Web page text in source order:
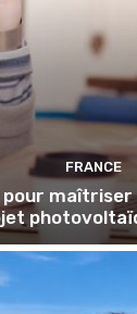
FRANCE
pour